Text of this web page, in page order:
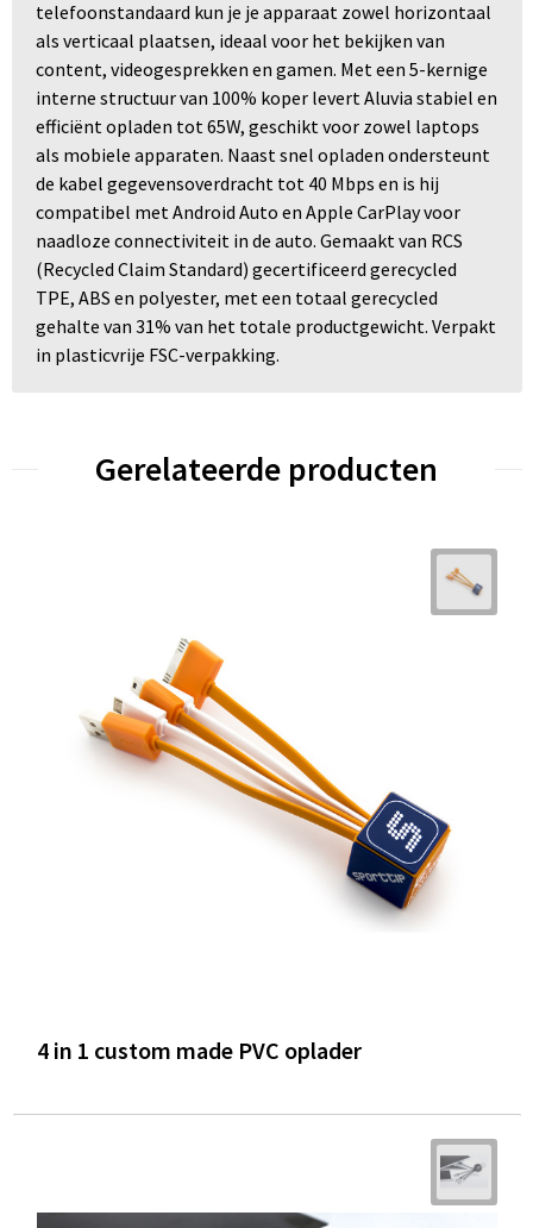
telefoonstandaard kun je je apparaat zowel horizontaal
als verticaal plaatsen, ideaal voor het bekijken van
content, videogesprekken en gamen. Met een 5-kernige
interne structuur van 100% koper levert Aluvia stabiel en
efficiënt opladen tot 65W, geschikt voor zowel laptops
als mobiele apparaten. Naast snel opladen ondersteunt
de kabel gegevensoverdracht tot 40 Mbps en is hij
compatibel met Android Auto en Apple CarPlay voor
naadloze connectiviteit in de auto. Gemaakt van RCS
(Recycled Claim Standard) gecertificeerd gerecycled
TPE, ABS en polyester, met een totaal gerecycled
gehalte van 31% van het totale productgewicht. Verpakt
in plasticvrije FSC-verpakking.
Gerelateerde producten
4 in 1 custom made PVC oplader